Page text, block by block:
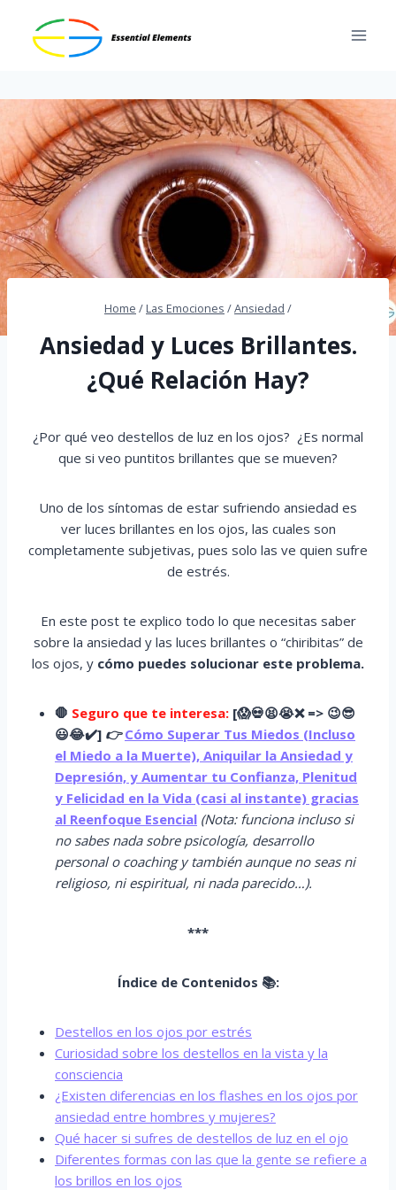
content
Home / Las Emociones /Ansiedad /
Ansiedad y Luces Brillantes.
¿Qué Relación Hay?
¿Por qué veo destellos de luz en los ojos? ¿Es normal
que si veo puntitos brillantes que se mueven?
Uno de los síntomas de estar sufriendo ansiedad es
ver luces brillantes en los ojos, las cuales son
completamente subjetivas, pues solo las ve quien sufre
de estrés.
En este post te explico todo lo que necesitas saber
sobre la ansiedad y las luces brillantes o “chiribitas” de
los ojos, y cómo puedes solucionar este problema.
🛑 Seguro que te interesa: [😱💀😫😭❌ => 😉😎
😃😂✔️] 👉 Cómo Superar Tus Miedos (Incluso
el Miedo a la Muerte), Aniquilar la Ansiedad y
Depresión, y Aumentar tu Confianza, Plenitud
y Felicidad en la Vida (casi al instante) gracias
al Reenfoque Esencial (Nota: funciona incluso si
no sabes nada sobre psicología, desarrollo
personal o coaching y también aunque no seas ni
religioso, ni espiritual, ni nada parecido…).
***
Índice de Contenidos 📚:
Destellos en los ojos por estrés
Curiosidad sobre los destellos en la vista y la
consciencia
¿Existen diferencias en los flashes en los ojos por
ansiedad entre hombres y mujeres?
Qué hacer si sufres de destellos de luz en el ojo
Diferentes formas con las que la gente se refiere a
los brillos en los ojos